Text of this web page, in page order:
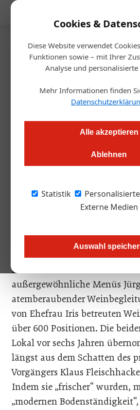
Cookies &
Diese Website verwendet
Funktionen sowie – mit Ihrer
Analyse und
Mehr Informationen finden
Alle akzeptieren
Ablehnen
Statistik
Externe Medien
Auswahl
Startseite/Gastro &
Sexy Fusion im
Thomas Askan Vierich
Im Pfefferschiff kocht Jürgen Vigné
Jubiläum gibt es bis Ostern ein „sex-
Euro. Wir haben es ausprobiert.
Es ist ja nicht so, dass
Umgebung einen Mangel an
schon etwas Besonderes. In
alten Pfarrhof sitzt man in
modern dekorierten Stuben
außergewöhnliche Menüs
atemberaubender
von Ehefrau Iris betreuten
über 600 Positionen. Die
Lokal vor sechs Jahren
längst aus dem Schatten des
Vorgängers Klaus
Indem sie „frischer“ wurden,
„modernen